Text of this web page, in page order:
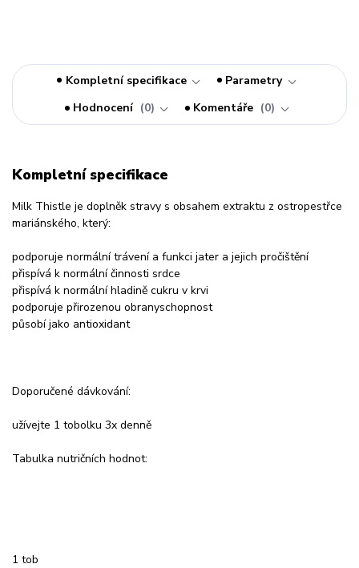
Kompletní specifikace
Parametry
Hodnocení
0 Komentáře 0
Kompletní specifikace
Milk Thistle je doplněk stravy s obsahem extraktu z ostropestřce
mariánského, který:
podporuje normální trávení a funkci jater a jejich pročištění
přispívá k normální činnosti srdce
přispívá k normální hladině cukru v krvi
podporuje přirozenou obranyschopnost
působí jako antioxidant
Doporučené dávkování:
užívejte 1 tobolku 3x denně
Tabulka nutričních hodnot:
1 tob